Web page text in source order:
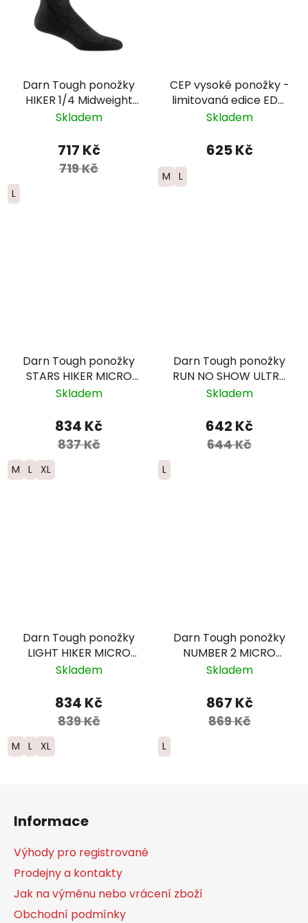
Darn Tough ponožky
HIKER 1/4 Midweight
Merino - pánské -
Skladem
717 Kč
719 Kč
L
CEP vysoké ponožky -
limitovaná edice EDT.
FADE - dámské -
Skladem
625 Kč
M L
Darn Tough ponožky
STARS HIKER MICRO
CREW Lightweight
Skladem
834 Kč
837 Kč
M L XL
Darn Tough ponožky
RUN NO SHOW ULTRA
Lightweight Merino -
Skladem
642 Kč
644 Kč
L
Darn Tough ponožky
LIGHT HIKER MICRO
CREW Lightweight
hnědá/modrá
Skladem
834 Kč
839 Kč
M L XL
Darn Tough ponožky
NUMBER 2 MICRO
CREW Midweight
šedé
Skladem
867 Kč
869 Kč
L
Informace
Výhody pro registrované
Prodejny a kontakty
Jak na výměnu nebo vrácení zboží
Obchodní podmínky